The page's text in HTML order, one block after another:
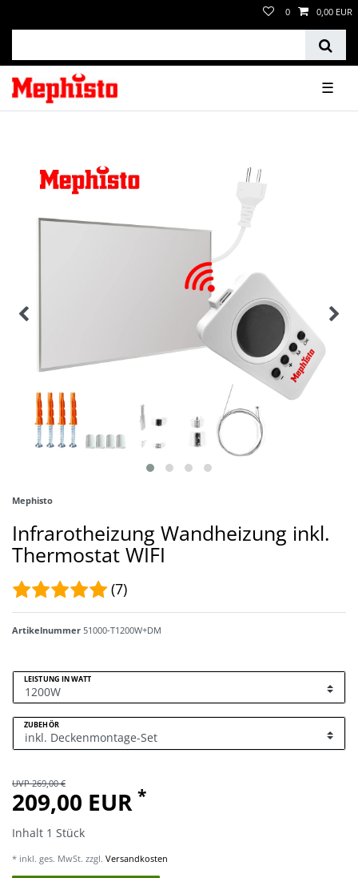
0 0,00 EUR
☰
Mephisto
Infrarotheizung Wandheizung inkl.
Thermostat WIFI
(7)
Artikelnummer 51000-T1200W+DM
LEISTUNG IN WATT
ZUBEHÖR
UVP 269,00 €
209,00 EUR *
Inhalt 1 Stück
* inkl. ges. MwSt. zzgl. Versandkosten